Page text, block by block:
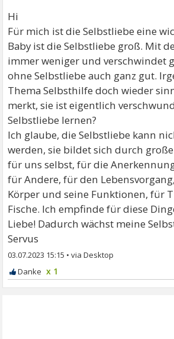
Hi
Für mich ist die Selbstliebe eine
Baby ist die Selbstliebe groß. Mit
immer weniger und verschwindet
ohne Selbstliebe auch ganz gut.
Thema Selbsthilfe doch wieder
merkt, sie ist eigentlich
Selbstliebe lernen?
Ich glaube, die Selbstliebe kann
werden, sie bildet sich durch
für uns selbst, für die
für Andere, für den
Körper und seine Funktionen, für
Fische. Ich empfinde für diese
Liebe! Dadurch wächst meine
Servus
03.07.2023 15:15 •
x 1